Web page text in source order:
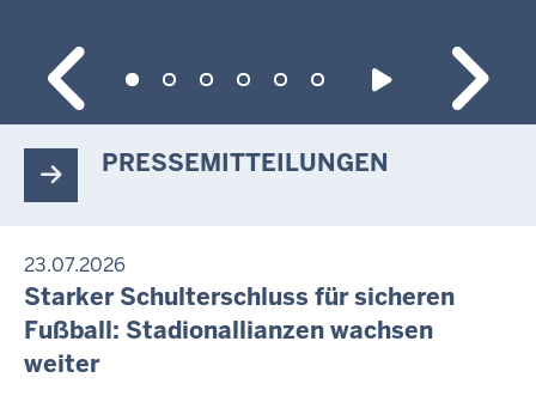
PRESSEMITTEILUNGEN
23.07.2026
Starker Schulterschluss für sicheren
Fußball: Stadionallianzen wachsen
weiter